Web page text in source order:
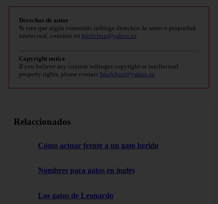
Derechos de autor
Si cree que algún contenido infringe derechos de autor o propiedad
intelectual, contacte en bitelchux@yahoo.es
Copyright notice
If you believe any content infringes copyright or intellectual
property rights, please contact bitelchux@yahoo.es
Relaccionados
Cómo actuar frente a un gato herido
Nombres para gatos en inglés
Los gatos de Leonardo